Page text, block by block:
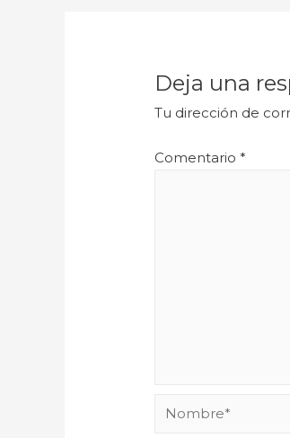
Deja una
Tu dirección de
Comentario*